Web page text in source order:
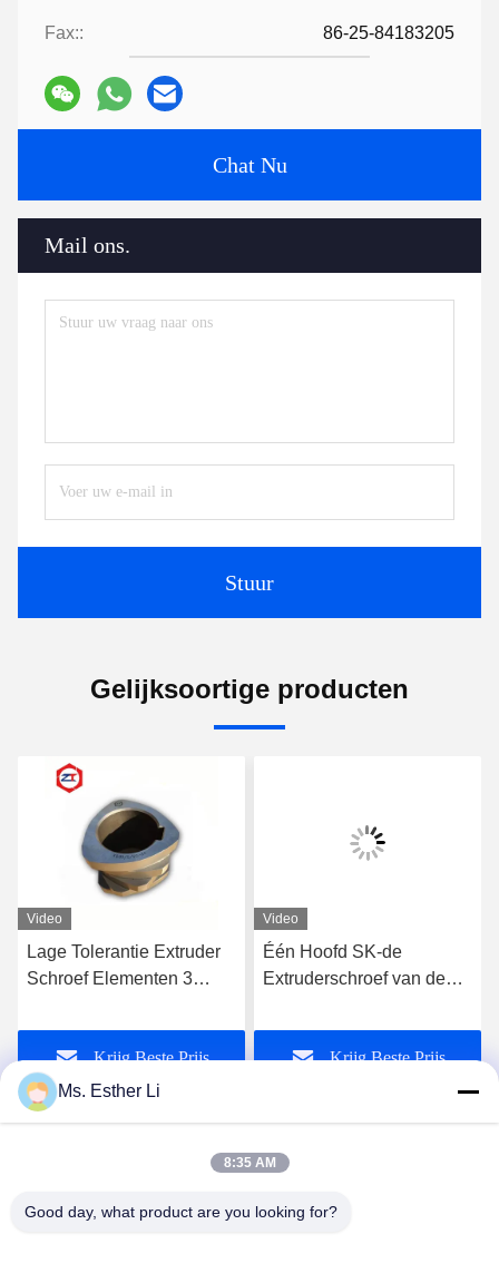
Fax:: 86-25-84183205
Chat Nu
Mail ons.
Stuur
Gelijksoortige producten
Video
Lage Tolerantie Extruder
Schroef Elementen 3
Voor WP Machine Plastic
Twin Schroef Extruder
Schroef Element
Krijg Beste Prijs
Video
Één Hoofd SK-de
Extruderschroef van de
de Extrudermachine
62.4mm OD-Krijg Beste Prijs
Nanjing Zhitian Mechanical And Electrical Co.,
Ms. Esther Li
8:35 AM
Good day, what product are you looking for?